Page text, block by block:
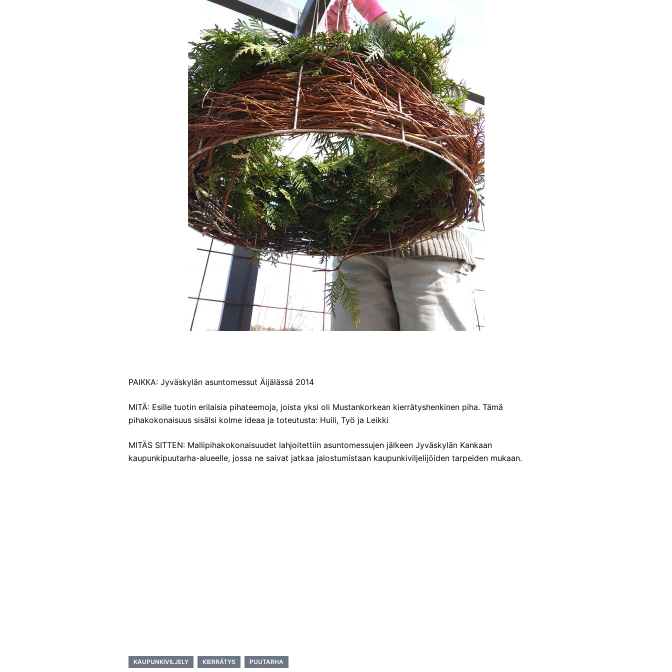
PAIKKA: Jyväskylän asuntomessut Äijälässä 2014
MITÄ: Esille tuotin erilaisia pihateemoja, joista yksi oli Mustankorkean kierrätyshenkinen piha. Tämä
pihakokonaisuus sisälsi kolme ideaa ja toteutusta: Huili, Työ ja Leikki
MITÄS SITTEN: Mallipihakokonaisuudet lahjoitettiin asuntomessujen jälkeen Jyväskylän Kankaan
kaupunkipuutarha-alueelle, jossa ne saivat jatkaa jalostumistaan kaupunkiviljelijöiden tarpeiden mukaan.
KAUPUNKIVILJELY KIERRÄTYS PUUTARHA